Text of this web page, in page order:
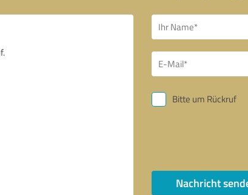
Bitte um Rückruf
Nachricht